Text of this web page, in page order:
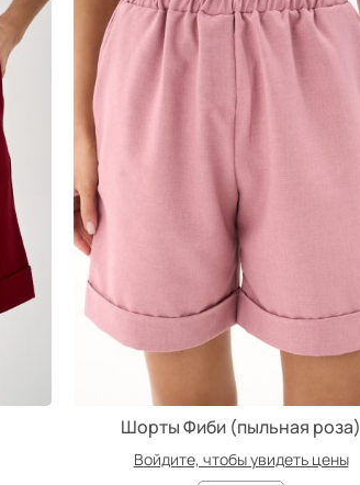
Шорты Фиби (пыльная роза)
Войдите, чтобы увидеть цены